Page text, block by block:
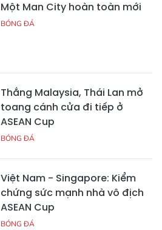
Một Man City hoàn toàn mới
BÓNG ĐÁ
Thắng Malaysia, Thái Lan mở
toang cánh cửa đi tiếp ở
ASEAN Cup
BÓNG ĐÁ
Việt Nam - Singapore: Kiểm
chứng sức mạnh nhà vô địch
ASEAN Cup
BÓNG ĐÁ